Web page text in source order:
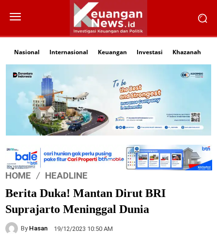
Nasional Internasional Keuangan Investasi Khazanah
HOME HEADLINE
Berita Duka! Mantan Dirut BRI
Suprajarto Meninggal Dunia
By Hasan 19/12/2023 10:50 AM